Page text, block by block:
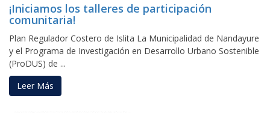
¡Iniciamos los talleres de participación
comunitaria!
Plan Regulador Costero de Islita La Municipalidad de Nandayure
y el Programa de Investigación en Desarrollo Urbano Sostenible
(ProDUS) de ...
Leer Más